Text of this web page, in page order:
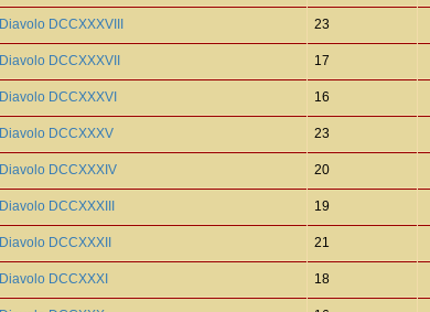
Diavolo DCCXXXVIII 23
Diavolo DCCXXXVII 17
Diavolo DCCXXXVI 16
Diavolo DCCXXXV 23
Diavolo DCCXXXIV 20
Diavolo DCCXXXIII 19
Diavolo DCCXXXII 21
Diavolo DCCXXXI 18